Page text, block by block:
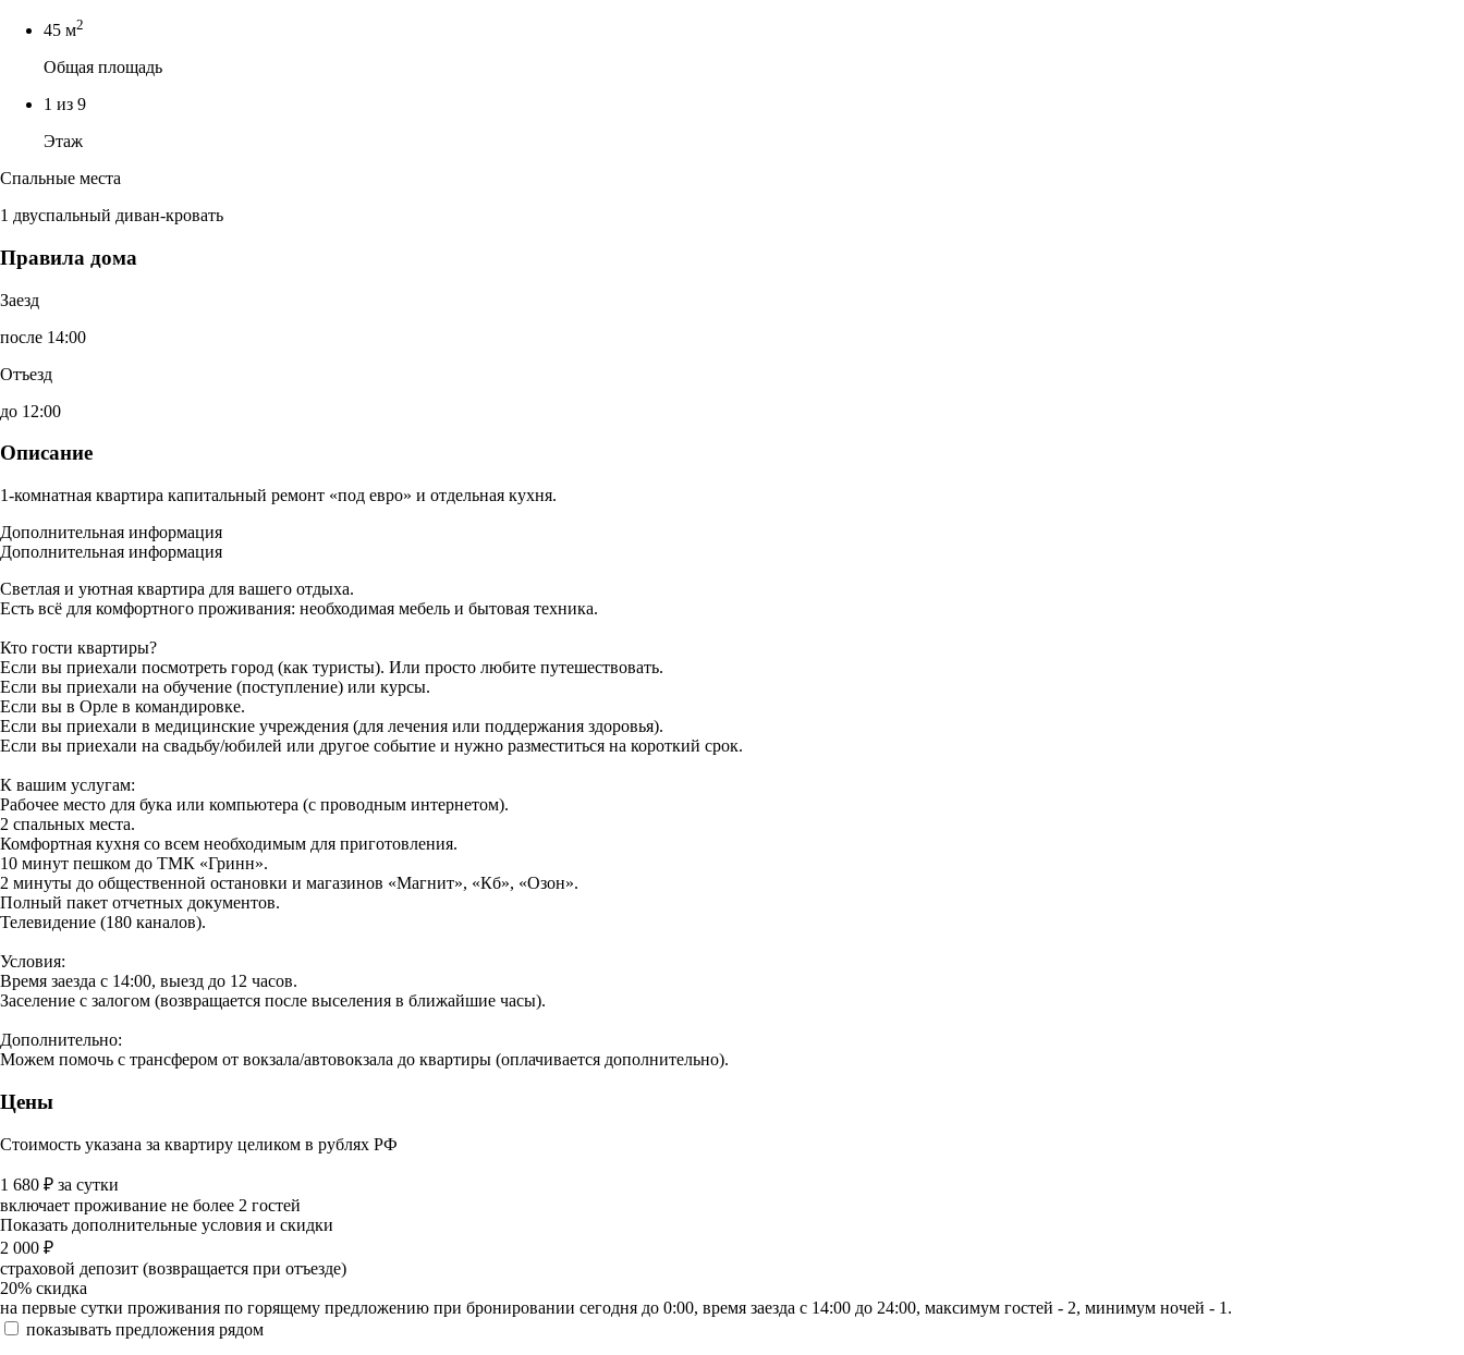
45 м2
Общая площадь
1 из 9
Этаж
Спальные места
1 двуспальный диван-кровать
Правила дома
Заезд
после 14:00
Отъезд
до 12:00
Описание
1-комнатная квартира капитальный ремонт «под евро» и отдельная кухня.
Дополнительная информация
Дополнительная информация
Светлая и уютная квартира для вашего отдыха.
Есть всё для комфортного проживания: необходимая мебель и бытовая техника.
Кто гости квартиры?
Если вы приехали посмотреть город (как туристы). Или просто любите путешествовать.
Если вы приехали на обучение (поступление) или курсы.
Если вы в Орле в командировке.
Если вы приехали в медицинские учреждения (для лечения или поддержания здоровья).
Если вы приехали на свадьбу/юбилей или другое событие и нужно разместиться на короткий срок.
К вашим услугам:
Рабочее место для бука или компьютера (с проводным интернетом).
2 спальных места.
Комфортная кухня со всем необходимым для приготовления.
10 минут пешком до ТМК «Гринн».
2 минуты до общественной остановки и магазинов «Магнит», «Кб», «Озон».
Полный пакет отчетных документов.
Телевидение (180 каналов).
Условия:
Время заезда с 14:00, выезд до 12 часов.
Заселение с залогом (возвращается после выселения в ближайшие часы).
Дополнительно:
Можем помочь с трансфером от вокзала/автовокзала до квартиры (оплачивается дополнительно).
Цены
Стоимость указана за квартиру целиком в рублях РФ
1 680 ₽ за сутки
включает проживание не более 2 гостей
Показать дополнительные условия и скидки
2 000 ₽
страховой депозит (возвращается при отъезде)
20% скидка
на первые сутки проживания по горящему предложению при бронировании сегодня до 0:00, время заезда с 14:00 до 24:00, максимум гостей - 2, минимум ночей - 1.
показывать предложения рядом